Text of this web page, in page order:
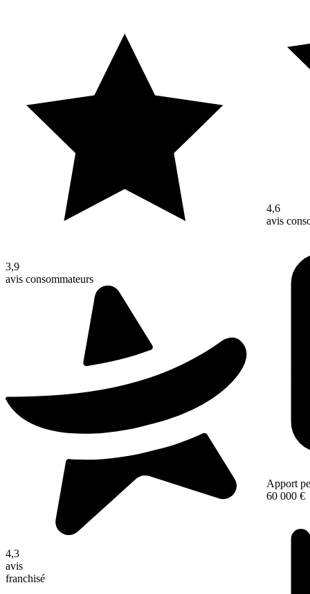
3,9
avis consommateurs
4,3
avis
franchisé
4,6
avis
Apport
60 000 €